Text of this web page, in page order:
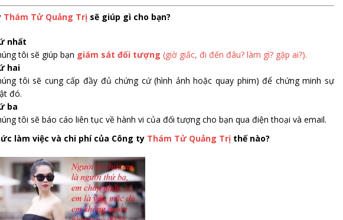
Thám Tử Quảng Trị sẽ giúp gì cho bạn?
nhất
tôi sẽ giúp bạn giám sát đối tượng (giờ giấc, đi đến đâu? làm gì? gặp ai?).
hai
tôi sẽ cung cấp đầy đủ chứng cứ (hình ảnh hoặc quay phim) để chứng minh sự
đó.
ba
tôi sẽ báo cáo liên tục về hành vi của đối tượng cho bạn qua điện thoại và email.
làm việc và chi phí của Công ty Thám Tử Quảng Trị thế nào?